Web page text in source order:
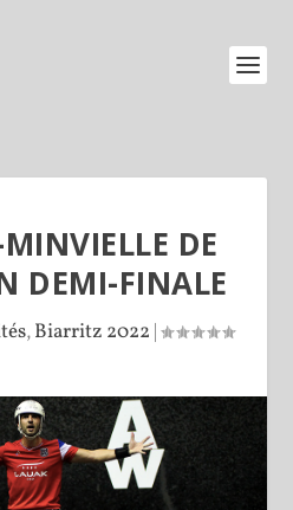
DE
DEMI-FINALE
,Biarritz 2022 |